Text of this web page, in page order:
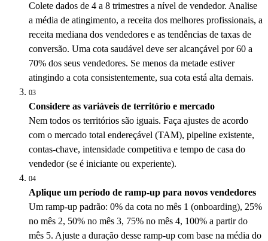
Colete dados de 4 a 8 trimestres a nível de vendedor. Analise
a média de atingimento, a receita dos melhores profissionais, a
receita mediana dos vendedores e as tendências de taxas de
conversão. Uma cota saudável deve ser alcançável por 60 a
70% dos seus vendedores. Se menos da metade estiver
atingindo a cota consistentemente, sua cota está alta demais.
03
Considere as variáveis de território e mercado
Nem todos os territórios são iguais. Faça ajustes de acordo
com o mercado total endereçável (TAM), pipeline existente,
contas-chave, intensidade competitiva e tempo de casa do
vendedor (se é iniciante ou experiente).
04
Aplique um período de ramp-up para novos vendedores
Um ramp-up padrão: 0% da cota no mês 1 (onboarding), 25%
no mês 2, 50% no mês 3, 75% no mês 4, 100% a partir do
mês 5. Ajuste a duração desse ramp-up com base na média do